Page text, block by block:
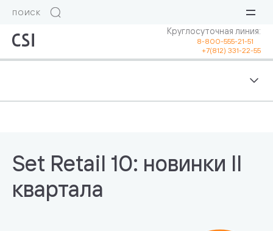
Круглосуточная линия:
8-800-555-21-51
+7(812) 331-22-55
Set Retail 10: новинки II
квартала